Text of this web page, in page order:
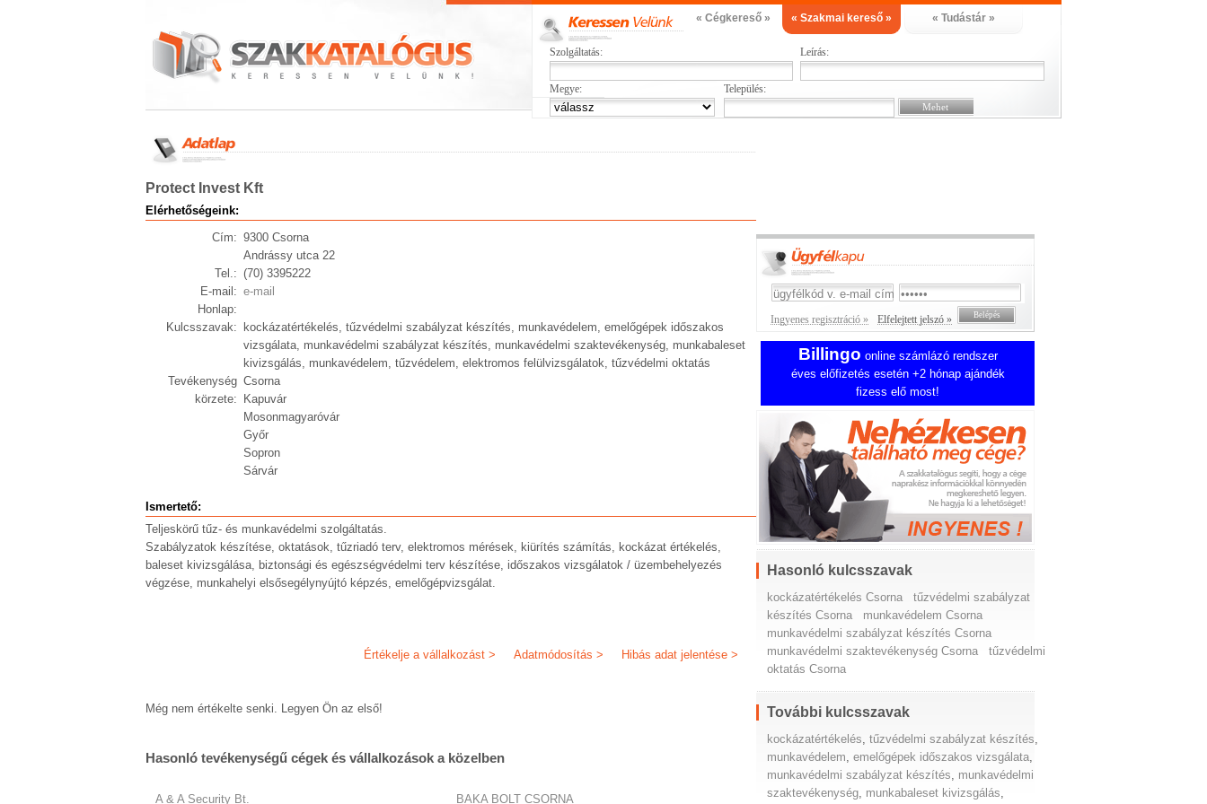
« Cégkereső » « Szakmai kereső » « Tudástár »
Szolgáltatás: Leírás:
Megye: Település:
Protect Invest Kft
Elérhetőségeink:
Cím: 9300 Csorna
Andrássy utca 22
Tel.: (70) 3395222
E-mail: e-mail
Honlap:
Kulcsszavak:
kockázatértékelés, tűzvédelmi szabályzat készítés, munkavédelem, emelőgépek időszakos
vizsgálata, munkavédelmi szabályzat készítés, munkavédelmi szaktevékenység, munkabaleset
kivizsgálás, munkavédelem, tűzvédelem, elektromos felülvizsgálatok, tűzvédelmi oktatás
Tevékenység
körzete:
Csorna
Kapuvár
Mosonmagyaróvár
Győr
Sopron
Sárvár
Ismertető:
Teljeskörű tűz- és munkavédelmi szolgáltatás.
Szabályzatok készítése, oktatások, tűzriadó terv, elektromos mérések, kiürítés számítás, kockázat értékelés,
baleset kivizsgálása, biztonsági és egészségvédelmi terv készítése, időszakos vizsgálatok / üzembehelyezés
végzése, munkahelyi elsősegélynyújtó képzés, emelőgépvizsgálat.
Hibás adat jelentése >
Adatmódosítás >
Értékelje a vállalkozást >
Még nem értékelte senki. Legyen Ön az első!
Hasonló tevékenységű cégek és vállalkozások a közelben
A & A Security Bt. BAKA BOLT CSORNA
Ingyenes regisztráció » Elfelejtett jelszó »
Billingo online számlázó rendszer
éves előfizetés esetén +2 hónap ajándék
fizess elő most!
Hasonló kulcsszavak
kockázatértékelés Csorna
tűzvédelmi szabályzat
készítés Csorna
munkavédelem Csorna
munkavédelmi szabályzat készítés Csorna
munkavédelmi szaktevékenység Csorna
tűzvédelmi
oktatás Csorna
További kulcsszavak
kockázatértékelés,tűzvédelmi szabályzat készítés,
munkavédelem,emelőgépek időszakos vizsgálata,
munkavédelmi szabályzat készítés, munkavédelmi
szaktevékenység, munkabaleset kivizsgálás,